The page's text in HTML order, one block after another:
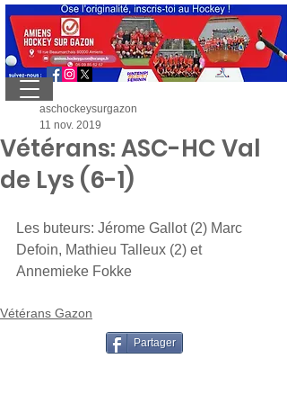
Vétérans: ASC-HC Val
de Lys (6-1)
aschockeysurgazon
11 nov. 2019
Les buteurs: Jérome Gallot (2) Marc
Defoin, Mathieu Talleux (2) et
Annemieke Fokke
Vétérans Gazon
Partager